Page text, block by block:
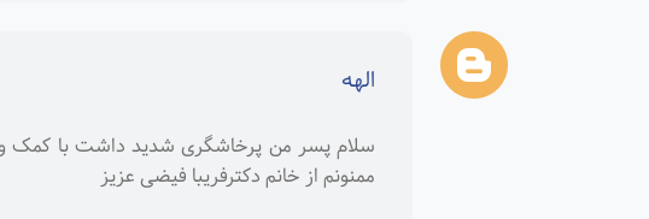
الهه
سلام پسر من پرخاشگری شدید داشت با کمک
ممنونم از خانم دکترفریبا فیضی عزیز